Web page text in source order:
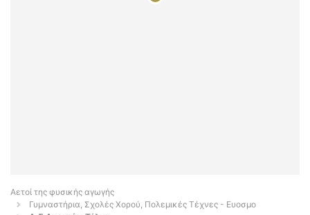
Αετοί της φυσικής αγωγής
Γυμναστήρια, Σχολές Χορού, Πολεμικές Τέχνες - Ευοσμο